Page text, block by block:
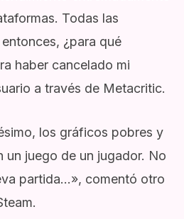
Todas las
¿para qué
haber cancelado mi
a través de Metacritic.
los gráficos pobres y
un juego de un jugador. No
partida…», comentó otro